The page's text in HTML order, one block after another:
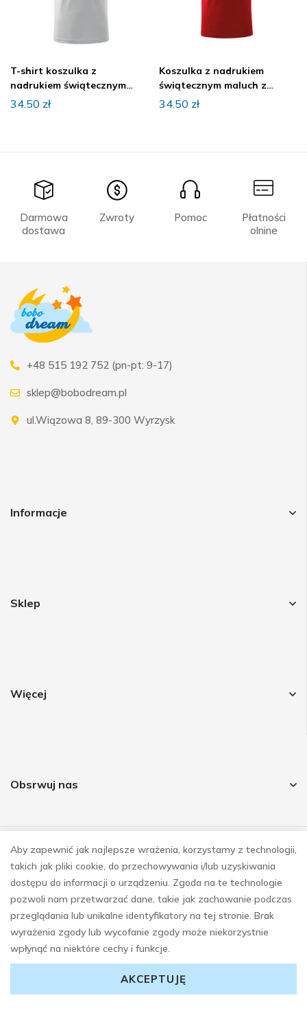
T-shirt koszulka z
nadrukiem świątecznym
wesołe skrzaty
34.50 zł
Koszulka z nadrukiem
świątecznym maluch z
choinką
34.50 zł
Darmowa
dostawa
Zwroty Pomoc
Płatności
olnine
+48 515 192 752 (pn-pt: 9-17)
sklep@bobodream.pl
ul.Wiązowa 8, 89-300 Wyrzysk
Informacje
Sklep
Więcej
Obsrwuj nas
© COPYRIGHT 2023
REALIZACJAE-SKLEPY INVESTNET
Aby zapewnić jak najlepsze wrażenia, korzystamy z technologii,
takich jak pliki cookie, do przechowywania i/lub uzyskiwania
dostępu do informacji o urządzeniu. Zgoda na te technologie
pozwoli nam przetwarzać dane, takie jak zachowanie podczas
przeglądania lub unikalne identyfikatory na tej stronie. Brak
wyrażenia zgody lub wycofanie zgody może niekorzystnie
wpłynąć na niektóre cechy i funkcje.
AKCEPTUJĘ
0